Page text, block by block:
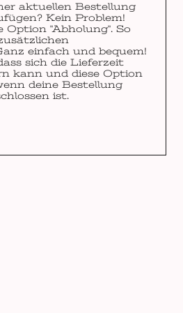
aktuellen Bestellung
Kein Problem!
Option "Abholung". So
einfach und bequem!
sich die Lieferzeit
kann und diese Option
deine Bestellung
ist.